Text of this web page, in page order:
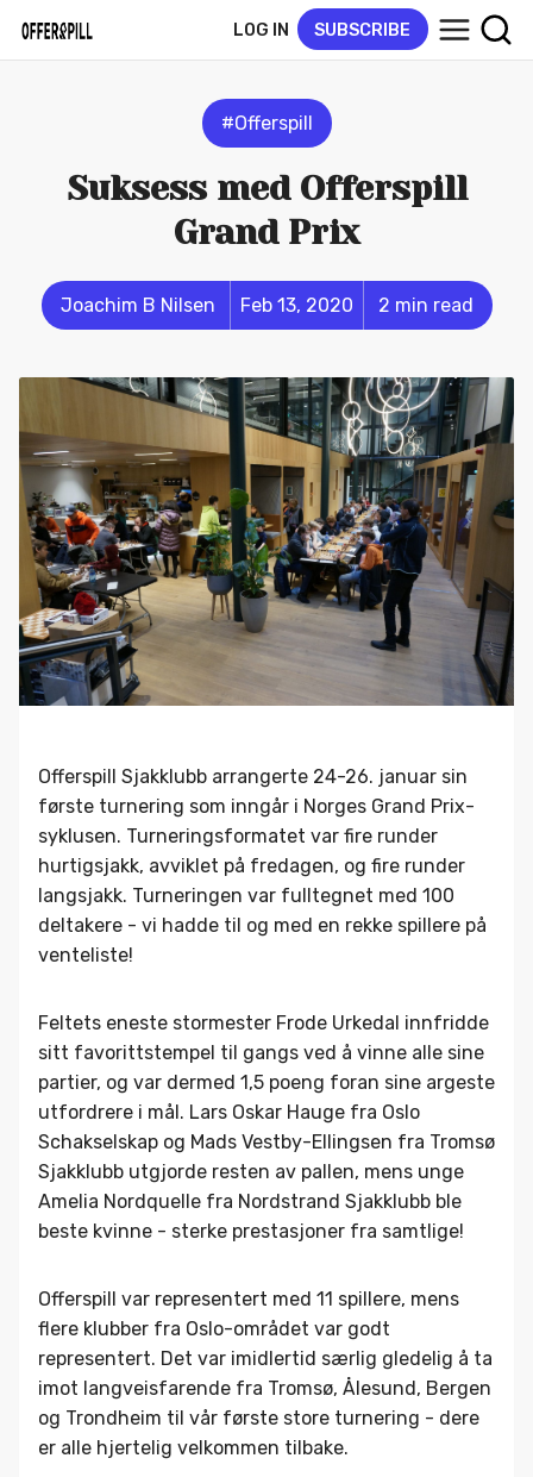
LOG IN SUBSCRIBE
#Offerspill
Suksess med Offerspill
Grand Prix
Joachim B Nilsen Feb 13, 2020 2 min read
Offerspill Sjakklubb arrangerte 24-26. januar sin
første turnering som inngår i Norges Grand Prix-
syklusen. Turneringsformatet var fire runder
hurtigsjakk, avviklet på fredagen, og fire runder
langsjakk. Turneringen var fulltegnet med 100
deltakere - vi hadde til og med en rekke spillere på
venteliste!
Feltets eneste stormester Frode Urkedal innfridde
sitt favorittstempel til gangs ved å vinne alle sine
partier, og var dermed 1,5 poeng foran sine argeste
utfordrere i mål. Lars Oskar Hauge fra Oslo
Schakselskap og Mads Vestby-Ellingsen fra Tromsø
Sjakklubb utgjorde resten av pallen, mens unge
Amelia Nordquelle fra Nordstrand Sjakklubb ble
beste kvinne - sterke prestasjoner fra samtlige!
Offerspill var representert med 11 spillere, mens
flere klubber fra Oslo-området var godt
representert. Det var imidlertid særlig gledelig å ta
imot langveisfarende fra Tromsø, Ålesund, Bergen
og Trondheim til vår første store turnering - dere
er alle hjertelig velkommen tilbake.